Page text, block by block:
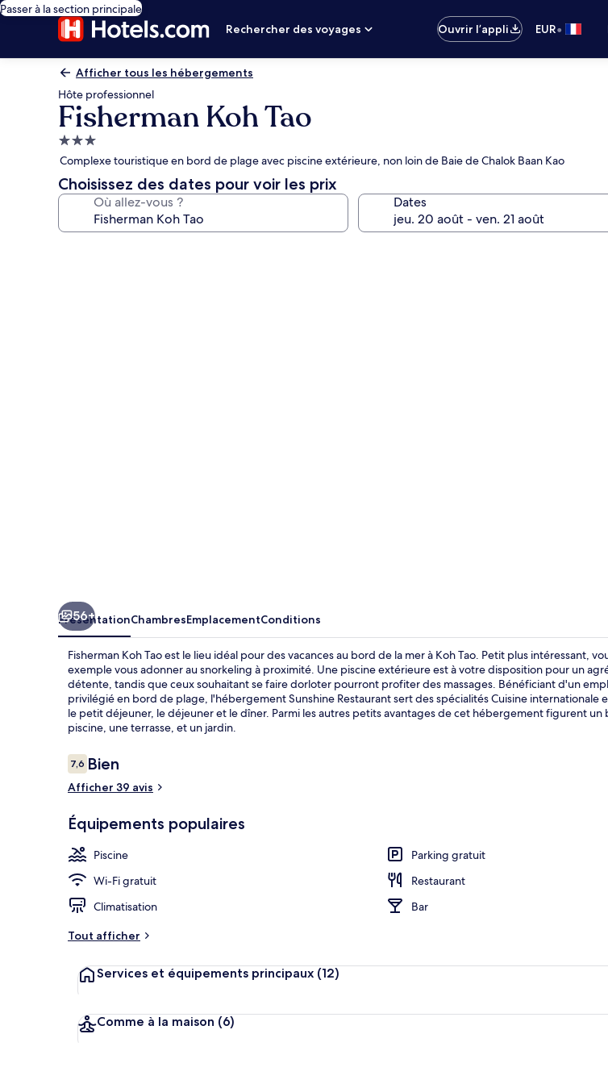
Passer à la section principale
Rechercher des voyages
Ouvrir l’appli EUR•
Afficher tous les hébergements
Hôte professionnel
Fisherman Koh Tao
Hébergement
3.0 étoiles
Complexe touristique en bord de plage avec piscine extérieure, non loin de Baie de Chalok Baan Kao
Choisissez des dates pour voir les prix
Où allez-vous ? Dates
56+
PrésentationChambresEmplacementConditions
Fisherman Koh Tao est le lieu idéal pour des vacances au bord de la mer à Koh Tao. Petit plus intéressant,
exemple vous adonner au snorkeling à proximité. Une piscine extérieure est à votre disposition pour un
détente, tandis que ceux souhaitant se faire dorloter pourront profiter des massages. Bénéficiant d'un
privilégié en bord de plage, l'hébergement Sunshine Restaurant sert des spécialités Cuisine internationale
le petit déjeuner, le déjeuner et le dîner. Parmi les autres petits avantages de cet hébergement figurent un
piscine, une terrasse, et un jardin.
Avis
voyageurs
7,67,6 sur 10
Bien
Afficher 39 avis
Équipements populaires
Piscine
Parking gratuit
Wi-Fi gratuit
Restaurant
Climatisation
Bar
Tout afficher
Services et équipements principaux (12)
Comme à la maison (6)